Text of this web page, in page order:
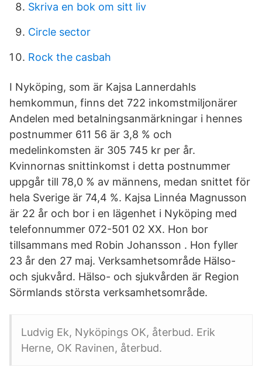
Skriva en bok om sitt liv
Circle sector
Rock the casbah
I Nyköping, som är Kajsa Lannerdahls
hemkommun, finns det 722 inkomstmiljonärer
Andelen med betalningsanmärkningar i hennes
postnummer 611 56 är 3,8 % och
medelinkomsten är 305 745 kr per år.
Kvinnornas snittinkomst i detta postnummer
uppgår till 78,0 % av männens, medan snittet för
hela Sverige är 74,4 %. Kajsa Linnéa Magnusson
är 22 år och bor i en lägenhet i Nyköping med
telefonnummer 072-501 02 XX. Hon bor
tillsammans med Robin Johansson . Hon fyller
23 år den 27 maj. Verksamhetsområde Hälso-
och sjukvård. Hälso- och sjukvården är Region
Sörmlands största verksamhetsområde.
Ludvig Ek, Nyköpings OK, återbud. Erik
Herne, OK Ravinen, återbud.